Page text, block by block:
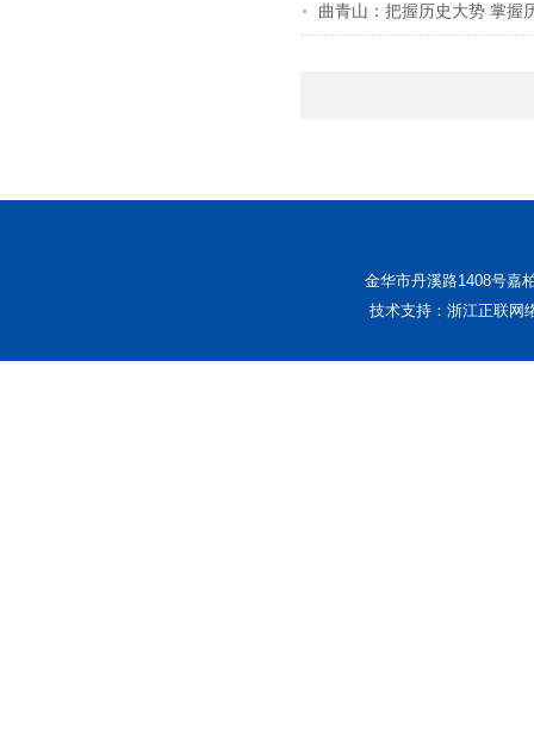
曲青山：把握历史大势 掌握
金华市丹溪路1408号
技术支持：浙江正联